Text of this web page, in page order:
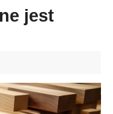
jest